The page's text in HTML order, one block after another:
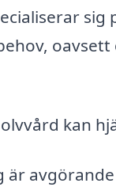
sig
kan
är